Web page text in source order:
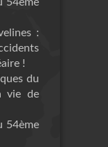
:
!
du
vie de
54ème